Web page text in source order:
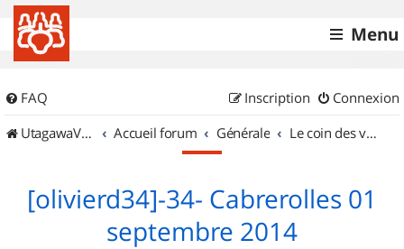
Menu
FAQ Connexion
Inscription
UtagawaVTT (Randos VTT et VTTAE avec traces GPS)
Accueil forum Générale Le coin des vidéastes
[olivierd34]-34- Cabrerolles 01
septembre 2014